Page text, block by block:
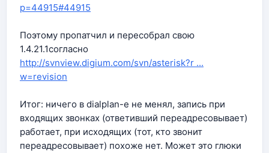
p=44915#44915
Поэтому пропатчил и пересобрал свою
1.4.21.1согласно
http://svnview.digium.com/svn/asterisk?r ...
w=revision
Итог: ничего в dialplan-е не менял, запись при
входящих звонках (ответивший переадресовывает)
работает, при исходящих (тот, кто звонит
переадресовывает) похоже нет. Может это глюки